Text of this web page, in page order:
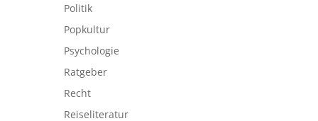
Politik
Popkultur
Psychologie
Ratgeber
Recht
Reiseliteratur